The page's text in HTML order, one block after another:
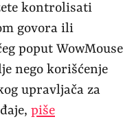
kontrolisati
govora ili
poput WowMouse
nego korišćenje
upravljača za
piše